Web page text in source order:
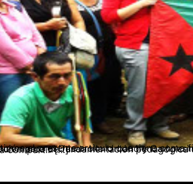
Urbano y Campesino del departamento del Cauca –Ordeurca–, su objetivo principal consistió en elaborar un marco de fundamentación pedagógica de un programa de formación política, que les permitiera a las mujeres de Ordeurca compartir […]